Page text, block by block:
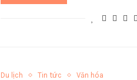
Du lịch Tin tức Văn hóa